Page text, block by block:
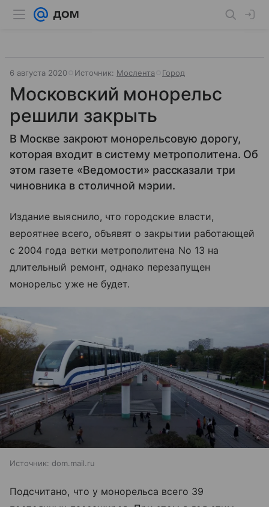
6 августа 2020 Источник: Мослента Город
Московский монорельс
решили закрыть
В Москве закроют монорельсовую дорогу,
которая входит в систему метрополитена. Об
этом газете «Ведомости» рассказали три
чиновника в столичной мэрии.
Издание выяснило, что городские власти,
вероятнее всего, объявят о закрытии работающей
с 2004 года ветки метрополитена No 13 на
длительный ремонт, однако перезапущен
монорельс уже не будет.
Источник: dom.mail.ru
Подсчитано, что у монорельса всего 39